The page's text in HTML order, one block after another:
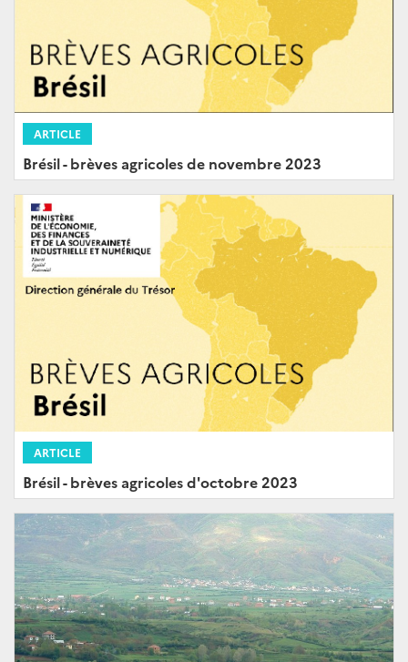
ARTICLE
Brésil - brèves agricoles de novembre 2023
ARTICLE
Brésil - brèves agricoles d'octobre 2023